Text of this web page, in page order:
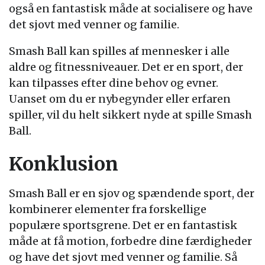
også en fantastisk måde at socialisere og have
det sjovt med venner og familie.
Smash Ball kan spilles af mennesker i alle
aldre og fitnessniveauer. Det er en sport, der
kan tilpasses efter dine behov og evner.
Uanset om du er nybegynder eller erfaren
spiller, vil du helt sikkert nyde at spille Smash
Ball.
Konklusion
Smash Ball er en sjov og spændende sport, der
kombinerer elementer fra forskellige
populære sportsgrene. Det er en fantastisk
måde at få motion, forbedre dine færdigheder
og have det sjovt med venner og familie. Så